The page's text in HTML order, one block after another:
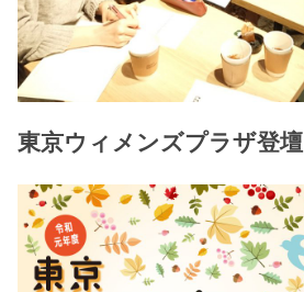
東京ウィメンズプラザ登壇